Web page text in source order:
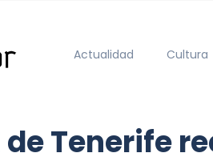
Actualidad Cultura
de Tenerife